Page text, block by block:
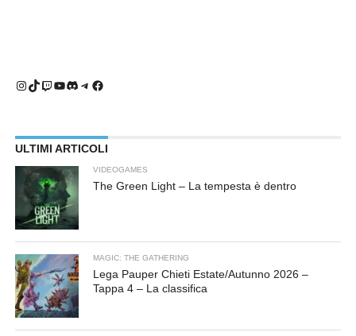
Instagram
TikTok
Twitch
YouTube
Discord
Telegram
Facebook
ULTIMI ARTICOLI
VIDEOGAMES
The Green Light – La tempesta è dentro
MAGIC: THE GATHERING
Lega Pauper Chieti Estate/Autunno 2026 –
Tappa 4 – La classifica